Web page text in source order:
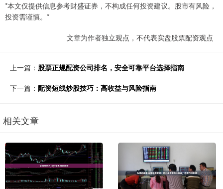
*本文仅提供信息参考财盛证券，不构成任何投资建议。股市有风险，
投资需谨慎。*
文章为作者独立观点，不代表实盘股票配资观点
上一篇： 股票正规配资公司排名，安全可靠平台选择指南
下一篇： 配资短线炒股技巧：高收益与风险指南
相关文章